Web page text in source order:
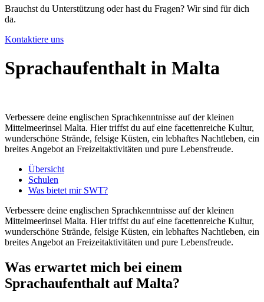
Brauchst du Unterstützung oder hast du Fragen? Wir sind für dich
da.
Kontaktiere uns
Sprachaufenthalt in Malta
Verbessere deine englischen Sprachkenntnisse auf der kleinen
Mittelmeerinsel Malta. Hier triffst du auf eine facettenreiche Kultur,
wunderschöne Strände, felsige Küsten, ein lebhaftes Nachtleben, ein
breites Angebot an Freizeitaktivitäten und pure Lebensfreude.
Übersicht
Schulen
Was bietet mir SWT?
Verbessere deine englischen Sprachkenntnisse auf der kleinen
Mittelmeerinsel Malta. Hier triffst du auf eine facettenreiche Kultur,
wunderschöne Strände, felsige Küsten, ein lebhaftes Nachtleben, ein
breites Angebot an Freizeitaktivitäten und pure Lebensfreude.
Was erwartet mich bei einem
Sprachaufenthalt auf Malta?